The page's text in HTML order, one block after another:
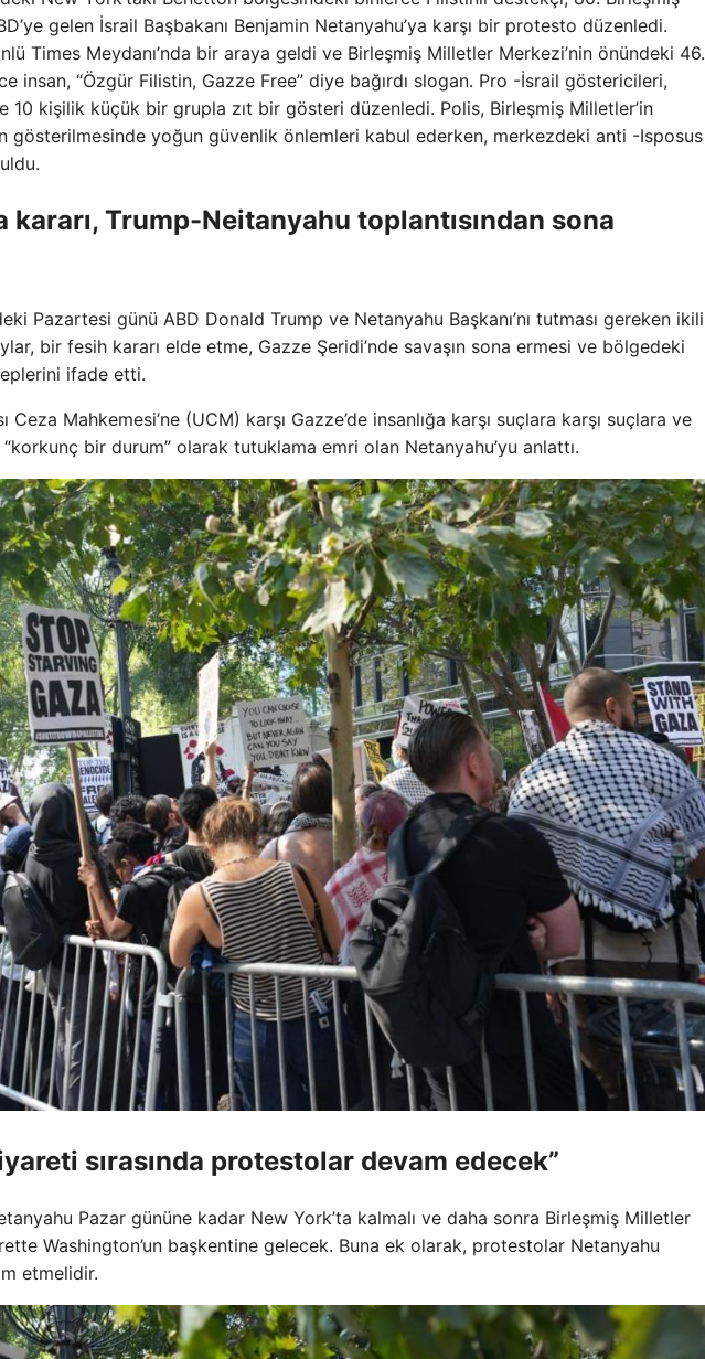
gelen İsrail Başbakanı Benjamin Netanyahu’ya karşı bir protesto düzenledi.
Times Meydanı’nda bir araya geldi ve Birleşmiş Milletler Merkezi’nin önündeki 46.
insan, “Özgür Filistin, Gazze Free” diye bağırdı slogan. Pro -İsrail göstericileri,
10 kişilik küçük bir grupla zıt bir gösteri düzenledi. Polis, Birleşmiş Milletler’in
gösterilmesinde yoğun güvenlik önlemleri kabul ederken, merkezdeki anti -Isposus
kararı, Trump-Neitanyahu toplantısından sona
Pazartesi günü ABD Donald Trump ve Netanyahu Başkanı’nı tutması gereken ikili
bir fesih kararı elde etme, Gazze Şeridi’nde savaşın sona ermesi ve bölgedeki
ifade etti.
Ceza Mahkemesi’ne (UCM) karşı Gazze’de insanlığa karşı suçlara karşı suçlara ve
“korkunç bir durum” olarak tutuklama emri olan Netanyahu’yu anlattı.
sırasında protestolar devam edecek”
Pazar gününe kadar New York’ta kalmalı ve daha sonra Birleşmiş Milletler
Washington’un başkentine gelecek. Buna ek olarak, protestolar Netanyahu
etmelidir.